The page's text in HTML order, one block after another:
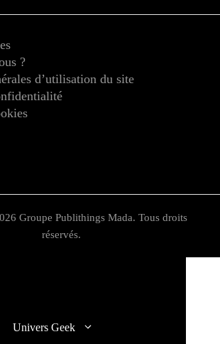
?
d’utilisation du site
Groupe Publithings Mada. Tous droits
réservés.
Univers Geek